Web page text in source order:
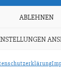
ABLEHNEN